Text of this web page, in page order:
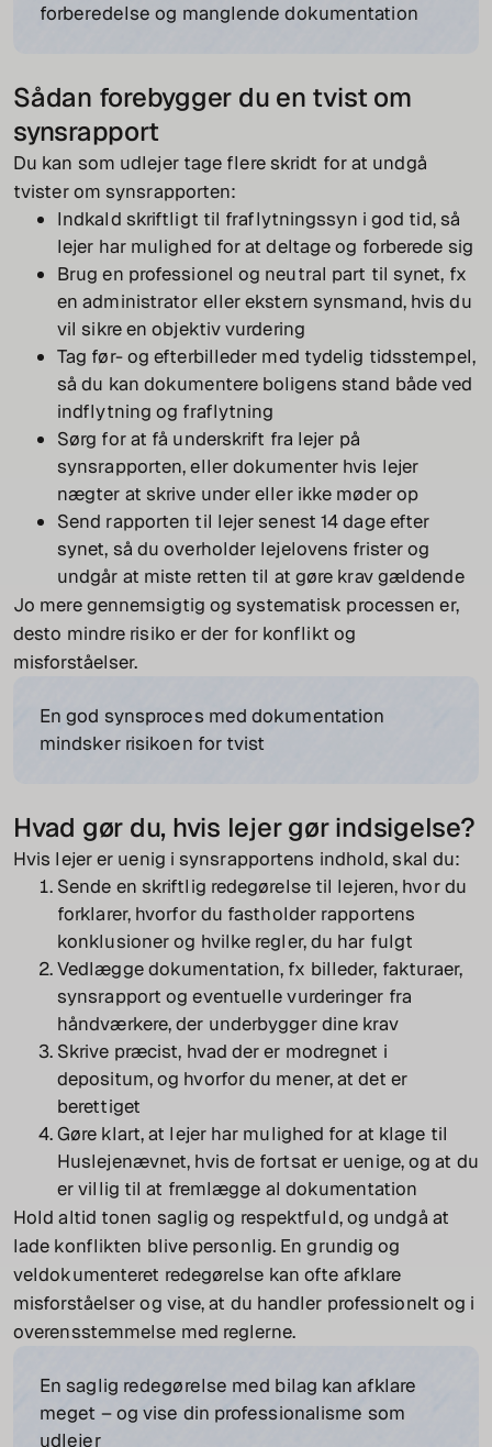
forberedelse og manglende dokumentation
Sådan forebygger du en tvist om
synsrapport
Du kan som udlejer tage flere skridt for at undgå
tvister om synsrapporten:
Indkald skriftligt til fraflytningssyn i god tid, så
lejer har mulighed for at deltage og forberede sig
Brug en professionel og neutral part til synet, fx
en administrator eller ekstern synsmand, hvis du
vil sikre en objektiv vurdering
Tag før- og efterbilleder med tydelig tidsstempel,
så du kan dokumentere boligens stand både ved
indflytning og fraflytning
Sørg for at få underskrift fra lejer på
synsrapporten, eller dokumenter hvis lejer
nægter at skrive under eller ikke møder op
Send rapporten til lejer senest 14 dage efter
synet, så du overholder lejelovens frister og
undgår at miste retten til at gøre krav gældende
Jo mere gennemsigtig og systematisk processen er,
desto mindre risiko er der for konflikt og
misforståelser.
En god synsproces med dokumentation
mindsker risikoen for tvist
Hvad gør du, hvis lejer gør indsigelse?
Hvis lejer er uenig i synsrapportens indhold, skal du:
Sende en skriftlig redegørelse til lejeren, hvor du
forklarer, hvorfor du fastholder rapportens
konklusioner og hvilke regler, du har fulgt
Vedlægge dokumentation, fx billeder, fakturaer,
synsrapport og eventuelle vurderinger fra
håndværkere, der underbygger dine krav
Skrive præcist, hvad der er modregnet i
depositum, og hvorfor du mener, at det er
berettiget
Gøre klart, at lejer har mulighed for at klage til
Huslejenævnet, hvis de fortsat er uenige, og at du
er villig til at fremlægge al dokumentation
Hold altid tonen saglig og respektfuld, og undgå at
lade konflikten blive personlig. En grundig og
veldokumenteret redegørelse kan ofte afklare
misforståelser og vise, at du handler professionelt og i
overensstemmelse med reglerne.
En saglig redegørelse med bilag kan afklare
meget – og vise din professionalisme som
udlejer